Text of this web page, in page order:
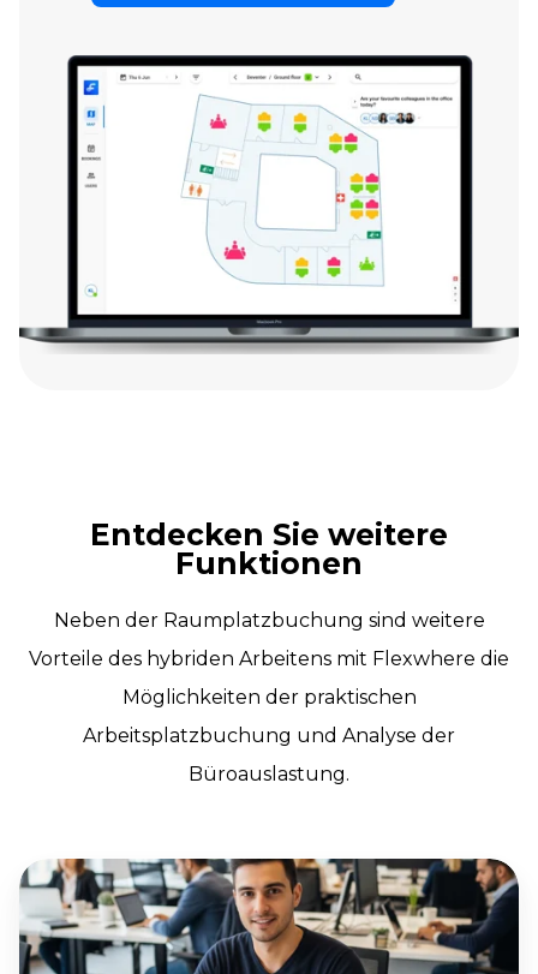
Entdecken Sie weitere
Funktionen
Neben der Raumplatzbuchung sind weitere
Vorteile des hybriden Arbeitens mit Flexwhere die
Möglichkeiten der praktischen
Arbeitsplatzbuchung und Analyse der
Büroauslastung.
Arbeitsplatz-
Buchungssystem